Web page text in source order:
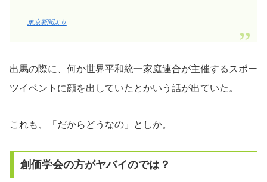
東京新聞より
出馬の際に、何か世界平和統一家庭連合が主催するスポー
ツイベントに顔を出していたとかいう話が出ていた。
これも、「だからどうなの」としか。
創価学会の方がヤバイのでは？